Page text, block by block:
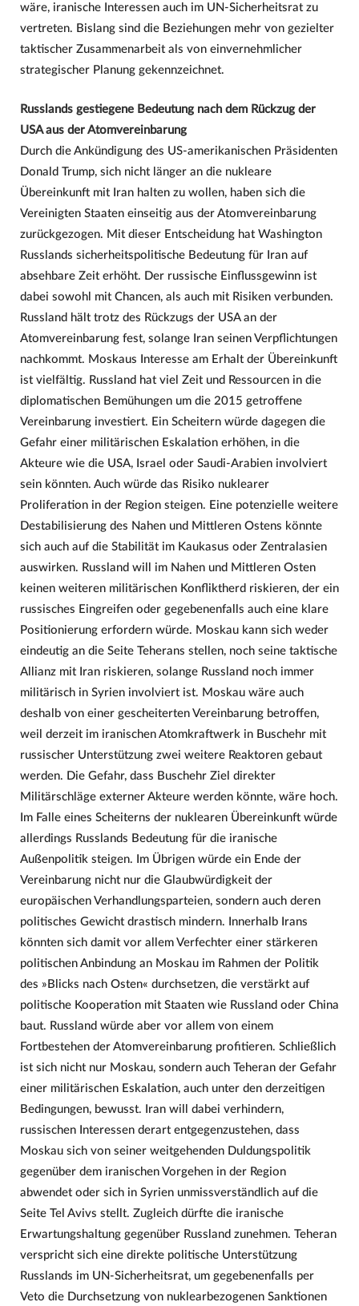
wäre, iranische Interessen auch im UN-Sicherheitsrat zu
vertreten. Bislang sind die Beziehungen mehr von gezielter
taktischer Zusammenarbeit als von einvernehmlicher
strategischer Planung gekennzeichnet.
Russlands gestiegene Bedeutung nach dem Rückzug der
USA aus der Atomvereinbarung
Durch die Ankündigung des US-amerikanischen Präsidenten
Donald Trump, sich nicht länger an die nukleare
Übereinkunft mit Iran halten zu wollen, haben sich die
Vereinigten Staaten einseitig aus der Atomvereinbarung
zurückgezogen. Mit dieser Entscheidung hat Washington
Russlands sicherheitspolitische Bedeutung für Iran auf
absehbare Zeit erhöht. Der russische Einflussgewinn ist
dabei sowohl mit Chancen, als auch mit Risiken verbunden.
Russland hält trotz des Rückzugs der USA an der
Atomvereinbarung fest, solange Iran seinen Verpflichtungen
nachkommt. Moskaus Interesse am Erhalt der Übereinkunft
ist vielfältig. Russland hat viel Zeit und Ressourcen in die
diplomatischen Bemühungen um die 2015 getroffene
Vereinbarung investiert. Ein Scheitern würde dagegen die
Gefahr einer militärischen Eskalation erhöhen, in die
Akteure wie die USA, Israel oder Saudi-Arabien involviert
sein könnten. Auch würde das Risiko nuklearer
Proliferation in der Region steigen. Eine potenzielle weitere
Destabilisierung des Nahen und Mittleren Ostens könnte
sich auch auf die Stabilität im Kaukasus oder Zentralasien
auswirken. Russland will im Nahen und Mittleren Osten
keinen weiteren militärischen Konfliktherd riskieren, der ein
russisches Eingreifen oder gegebenenfalls auch eine klare
Positionierung erfordern würde. Moskau kann sich weder
eindeutig an die Seite Teherans stellen, noch seine taktische
Allianz mit Iran riskieren, solange Russland noch immer
militärisch in Syrien involviert ist. Moskau wäre auch
deshalb von einer gescheiterten Vereinbarung betroffen,
weil derzeit im iranischen Atomkraftwerk in Buschehr mit
russischer Unterstützung zwei weitere Reaktoren gebaut
werden. Die Gefahr, dass Buschehr Ziel direkter
Militärschläge externer Akteure werden könnte, wäre hoch.
Im Falle eines Scheiterns der nuklearen Übereinkunft würde
allerdings Russlands Bedeutung für die iranische
Außenpolitik steigen. Im Übrigen würde ein Ende der
Vereinbarung nicht nur die Glaubwürdigkeit der
europäischen Verhandlungsparteien, sondern auch deren
politisches Gewicht drastisch mindern. Innerhalb Irans
könnten sich damit vor allem Verfechter einer stärkeren
politischen Anbindung an Moskau im Rahmen der Politik
des »Blicks nach Osten« durchsetzen, die verstärkt auf
politische Kooperation mit Staaten wie Russland oder China
baut. Russland würde aber vor allem von einem
Fortbestehen der Atomvereinbarung profitieren. Schließlich
ist sich nicht nur Moskau, sondern auch Teheran der Gefahr
einer militärischen Eskalation, auch unter den derzeitigen
Bedingungen, bewusst. Iran will dabei verhindern,
russischen Interessen derart entgegenzustehen, dass
Moskau sich von seiner weitgehenden Duldungspolitik
gegenüber dem iranischen Vorgehen in der Region
abwendet oder sich in Syrien unmissverständlich auf die
Seite Tel Avivs stellt. Zugleich dürfte die iranische
Erwartungshaltung gegenüber Russland zunehmen. Teheran
verspricht sich eine direkte politische Unterstützung
Russlands im UN-Sicherheitsrat, um gegebenenfalls per
Veto die Durchsetzung von nuklearbezogenen Sanktionen